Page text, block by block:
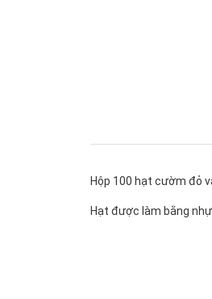
Hộp 100 hạt cườm đỏ
Hạt được làm bằng